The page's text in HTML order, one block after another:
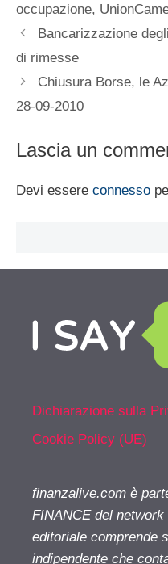
occupazione,
Bancarizzazione
di rimesse
Chiusura Borse, le
28-09-2010
Lascia un
Devi essere connesso
Dichiarazione sulla
Cookie Policy (UE)
finanzalive.com è
FINANCE del
editoriale comprende
indipendente che